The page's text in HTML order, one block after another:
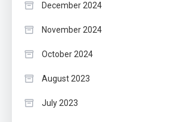
December 2024
November 2024
October 2024
August 2023
July 2023